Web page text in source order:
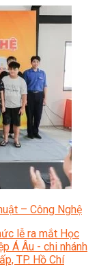
– Công Nghệ
lễ ra mắt Học
Á Âu - chi nhánh
TP. Hồ Chí